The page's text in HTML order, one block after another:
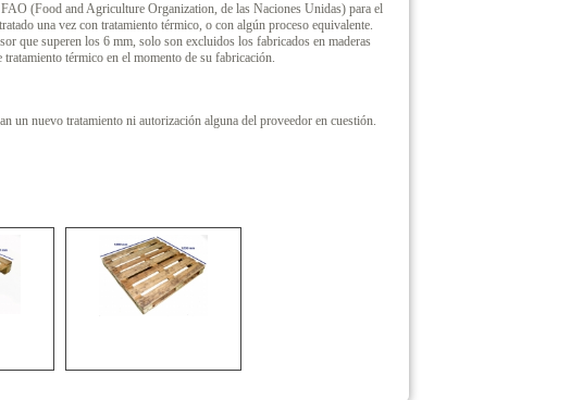
(Food and Agriculture Organization, de las Naciones Unidas) para el
una vez con tratamiento térmico, o con algún proceso equivalente.
que superen los 6 mm, solo son excluidos los fabricados en maderas
térmico en el momento de su fabricación.
un nuevo tratamiento ni autorización alguna del proveedor en cuestión.